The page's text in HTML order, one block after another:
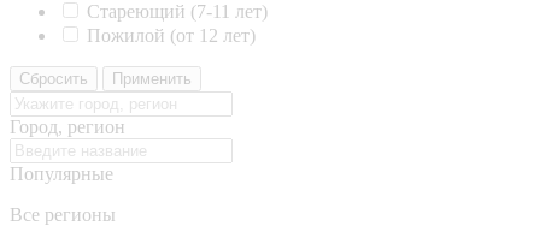
Стареющий (7-11 лет)
Пожилой (от 12 лет)
Сбросить Применить
Город, регион
Популярные
Все регионы